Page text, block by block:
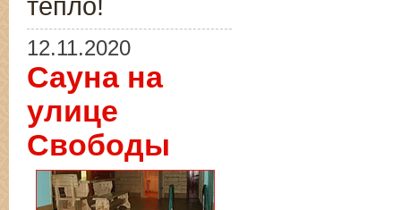
тепло!
12.11.2020
Сауна на
улице
Свободы